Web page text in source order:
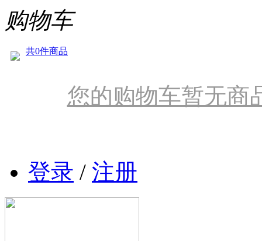
购物车
共0件商品
您的购物车暂无商
登录 / 注册